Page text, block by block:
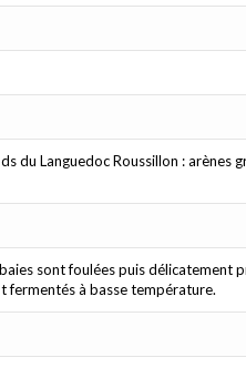
du Languedoc Roussillon : arènes
sont foulées puis délicatement
fermentés à basse température.